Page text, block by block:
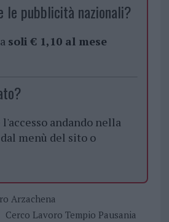
le pubblicità nazionali?
soli € 1,10 al mese
andando nella
menù del sito o
Arzachena
Cerco Lavoro Tempio Pausania